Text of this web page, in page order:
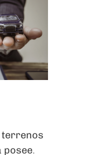
terrenos
posee.